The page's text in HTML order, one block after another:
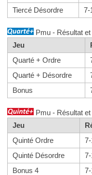
Tiercé Désordre
7-
Pmu - Résultat et
Jeu
Quarté + Ordre
Quarté + Désordre
Bonus
Pmu - Résultat
Jeu
Quinté Ordre
Quinté Désordre
Bonus 4